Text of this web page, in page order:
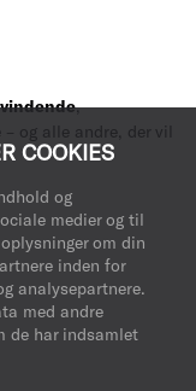
COOKIES
og
medier og til
om din
inden for
analysepartnere.
med andre
de har indsamlet
,
og alle andre, der vil